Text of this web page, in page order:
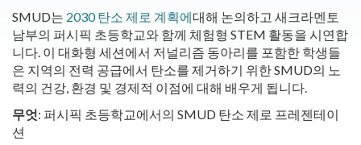
SMUD는 2030 탄소 제로 계획에대해 논의하고 새크라멘토
남부의 퍼시픽 초등학교와 함께 체험형 STEM 활동을 시연합
니다. 이 대화형 세션에서 저널리즘 동아리를 포함한 학생들
은 지역의 전력 공급에서 탄소를 제거하기 위한 SMUD의 노
력의 건강, 환경 및 경제적 이점에 대해 배우게 됩니다.
무엇: 퍼시픽 초등학교에서의 SMUD 탄소 제로 프레젠테이
션